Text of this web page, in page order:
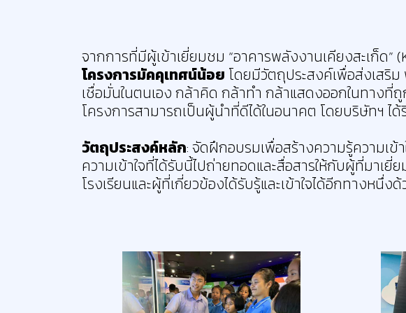
จากการที่มีผู้เข้าเยี่ยมชม “อาคารพลังงานเคียงสะเก็ด”
โครงการมัคคุเทศน์น้อย โดยมีวัตถุประสงค์เพื่อส่งเสริ
เชื่อมั่นในตนเอง กล้าคิด กล้าทำ กล้าแสดงออกในทาง
โครงการสามารถเป็นผู้นำที่ดีได้ในอนาคต โดยบริษัทฯ ไ
วัตถุประสงค์หลัก: จัดฝึกอบรมเพื่อสร้างความรู้ความเ
ความเข้าใจที่ได้รับนี้ไปถ่ายทอดและสื่อสารให้กับผู้ที่มาเ
โรงเรียนและผู้ที่เกี่ยวข้องได้รับรู้และเข้าใจได้อีกทางหนึ่งด้